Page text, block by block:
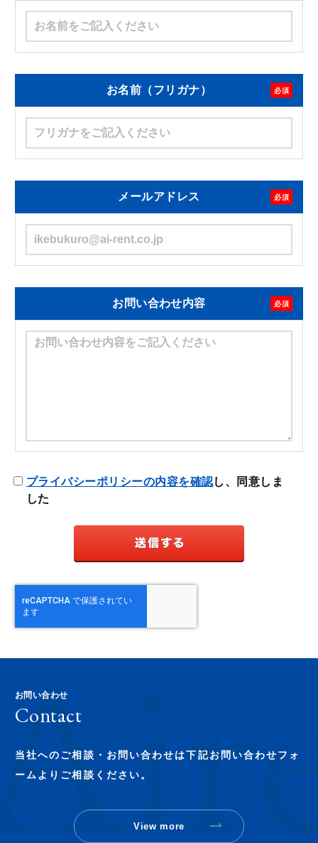
お名前（フリガナ） 必須
メールアドレス 必須
お問い合わせ内容 必須
プライバシーポリシーの内容を確認し、同意しま
した
お問い合わせ
Contact
当社へのご相談・お問い合わせは下記お問い合わせフォ
ームよりご相談ください。
View more